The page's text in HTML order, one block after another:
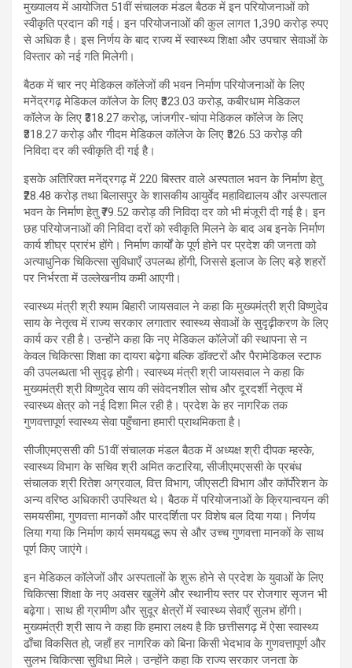
मुख्यालय में आयोजित 51वीं संचालक मंडल बैठक में इन परियोजनाओं को
स्वीकृति प्रदान की गई। इन परियोजनाओं की कुल लागत 1,390 करोड़ रुपए
से अधिक है। इस निर्णय के बाद राज्य में स्वास्थ्य शिक्षा और उपचार सेवाओं के
विस्तार को नई गति मिलेगी।
बैठक में चार नए मेडिकल कॉलेजों की भवन निर्माण परियोजनाओं के लिए
मनेंद्रगढ़ मेडिकल कॉलेज के लिए ₹323.03 करोड़, कबीरधाम मेडिकल
कॉलेज के लिए ₹318.27 करोड़, जांजगीर-चांपा मेडिकल कॉलेज के लिए
₹318.27 करोड़ और गीदम मेडिकल कॉलेज के लिए ₹326.53 करोड़ की
निविदा दर की स्वीकृति दी गई है।
इसके अतिरिक्त मनेंद्रगढ़ में 220 बिस्तर वाले अस्पताल भवन के निर्माण हेतु
₹28.48 करोड़ तथा बिलासपुर के शासकीय आयुर्वेद महाविद्यालय और अस्पताल
भवन के निर्माण हेतु ₹79.52 करोड़ की निविदा दर को भी मंजूरी दी गई है। इन
छह परियोजनाओं की निविदा दरों को स्वीकृति मिलने के बाद अब इनके निर्माण
कार्य शीघ्र प्रारंभ होंगे। निर्माण कार्यों के पूर्ण होने पर प्रदेश की जनता को
अत्याधुनिक चिकित्सा सुविधाएँ उपलब्ध होंगी, जिससे इलाज के लिए बड़े शहरों
पर निर्भरता में उल्लेखनीय कमी आएगी।
स्वास्थ्य मंत्री श्री श्याम बिहारी जायसवाल ने कहा कि मुख्यमंत्री श्री विष्णुदेव
साय के नेतृत्व में राज्य सरकार लगातार स्वास्थ्य सेवाओं के सुदृढ़ीकरण के लिए
कार्य कर रही है। उन्होंने कहा कि नए मेडिकल कॉलेजों की स्थापना से न
केवल चिकित्सा शिक्षा का दायरा बढ़ेगा बल्कि डॉक्टरों और पैरामेडिकल स्टाफ
की उपलब्धता भी सुदृढ़ होगी। स्वास्थ्य मंत्री श्री जायसवाल ने कहा कि
मुख्यमंत्री श्री विष्णुदेव साय की संवेदनशील सोच और दूरदर्शी नेतृत्व में
स्वास्थ्य क्षेत्र को नई दिशा मिल रही है। प्रदेश के हर नागरिक तक
गुणवत्तापूर्ण स्वास्थ्य सेवा पहुँचाना हमारी प्राथमिकता है।
सीजीएमएससी की 51वीं संचालक मंडल बैठक में अध्यक्ष श्री दीपक म्हस्के,
स्वास्थ्य विभाग के सचिव श्री अमित कटारिया, सीजीएमएससी के प्रबंध
संचालक श्री रितेश अग्रवाल, वित्त विभाग, जीएसटी विभाग और कॉर्पोरेशन के
अन्य वरिष्ठ अधिकारी उपस्थित थे। बैठक में परियोजनाओं के क्रियान्वयन की
समयसीमा, गुणवत्ता मानकों और पारदर्शिता पर विशेष बल दिया गया। निर्णय
लिया गया कि निर्माण कार्य समयबद्ध रूप से और उच्च गुणवत्ता मानकों के साथ
पूर्ण किए जाएंगे।
इन मेडिकल कॉलेजों और अस्पतालों के शुरू होने से प्रदेश के युवाओं के लिए
चिकित्सा शिक्षा के नए अवसर खुलेंगे और स्थानीय स्तर पर रोजगार सृजन भी
बढ़ेगा। साथ ही ग्रामीण और सुदूर क्षेत्रों में स्वास्थ्य सेवाएँ सुलभ होंगी।
मुख्यमंत्री श्री साय ने कहा कि हमारा लक्ष्य है कि छत्तीसगढ़ में ऐसा स्वास्थ्य
ढाँचा विकसित हो, जहाँ हर नागरिक को बिना किसी भेदभाव के गुणवत्तापूर्ण और
सुलभ चिकित्सा सुविधा मिले। उन्होंने कहा कि राज्य सरकार जनता के